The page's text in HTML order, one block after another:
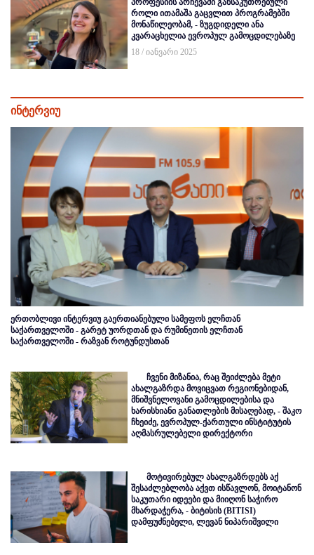
პროფესიის არჩევაში განსაკუთრებული
როლი ითამაშა გაცვლით პროგრამებში
მონაწილეობამ, - ზუგდიდელი ანა
კვარაცხელია ევროპულ გამოცდილებაზე
18 / იანვარი 2025
ინტერვიუ
ერთობლივი ინტერვიუ გაერთიანებული სამეფოს ელჩთან
საქართველოში - გარეტ უორდთან და რუმინეთის ელჩთან
საქართველოში - რაზვან როტუნდუსთან
ჩვენი მიზანია, რაც შეიძლება მეტი
ახალგაზრდა მოვიცვათ რეგიონებიდან,
მნიშვნელოვანი გამოცდილებისა და
ხარისხიანი განათლების მისაღებად, - შაკო
ჩხეიძე, ევროპულ-ქართული ინსტიტუტის
აღმასრულებელი დირექტორი
მოტივირებულ ახალგაზრდებს აქ
შესაძლებლობა აქვთ ისწავლონ, მოიტანონ
საკუთარი იდეები და მიიღონ საჭირო
მხარდაჭერა, - ბიტისის (BITISI)
დამფუძნებელი, ლევან ნიპარიშვილი